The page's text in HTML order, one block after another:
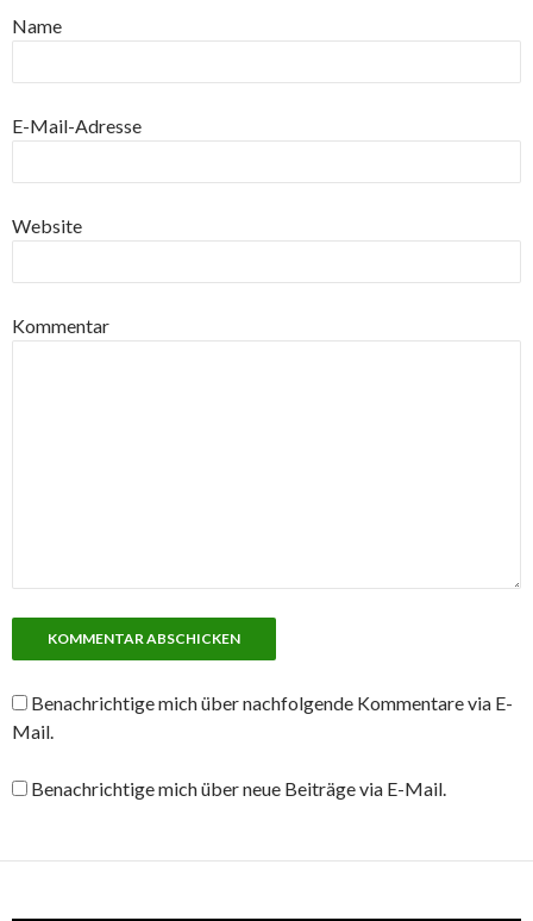
Name
E-Mail-Adresse
Website
Kommentar
Benachrichtige mich über nachfolgende Kommentare via E-
Mail.
Benachrichtige mich über neue Beiträge via E-Mail.